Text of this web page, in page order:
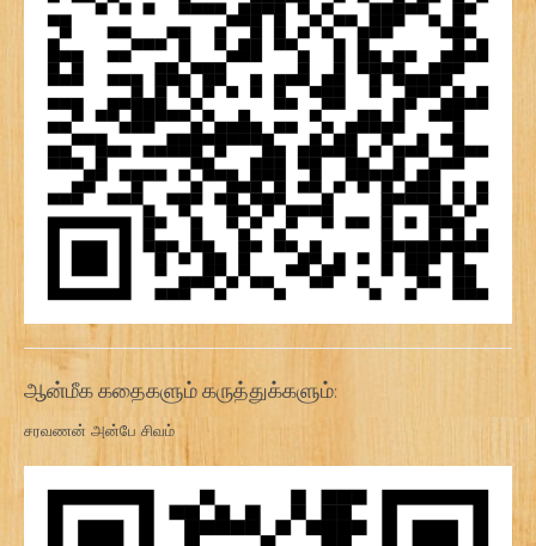
ஆன்மீக கதைகளும் கருத்துக்களும்:
சரவணன் அன்பே சிவம்